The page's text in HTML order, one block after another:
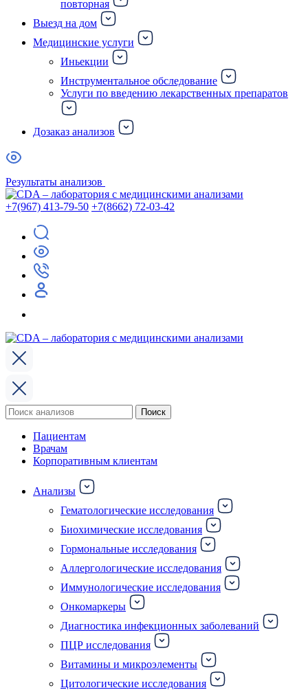
повторная
Выезд на дом
Медицинские услуги
Иньекции
Инструментальное обследование
Услуги по введению лекарственных препаратов
Дозаказ анализов
Результаты анализов
+7(967) 413-79-50 +7(8662) 72-03-42
Поиск
по:
Поиск
Пациентам
Врачам
Корпоративным клиентам
Анализы
Гематологические исследования
Биохимические исследования
Гормональные исследования
Аллергологические исследования
Иммунологические исследования
Онкомаркеры
Диагностика инфекционных заболеваний
ПЦР исследования
Витамины и микроэлементы
Цитологические исследования